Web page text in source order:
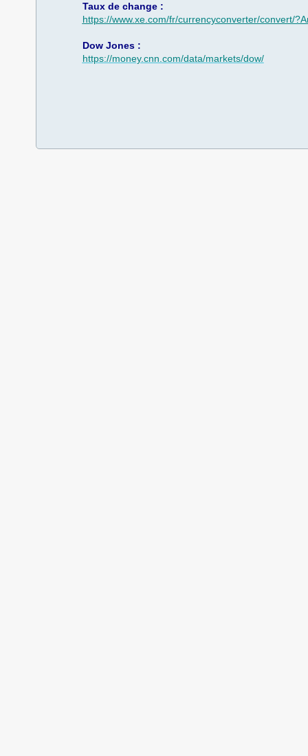
Taux de change :
https://www.xe.com/fr/currencyconverter/convert/
Dow Jones :
https://money.cnn.com/data/markets/dow/